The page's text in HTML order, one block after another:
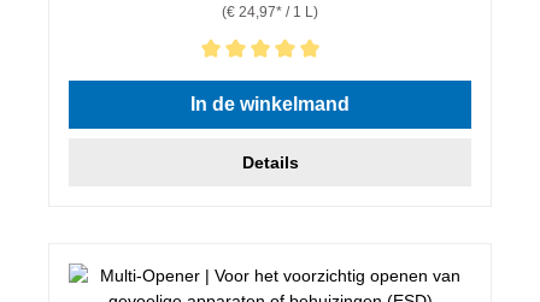
(€ 24,97* / 1 L)
Gemiddelde waardering van 5 van 5 sterren
In de winkelmand
Details